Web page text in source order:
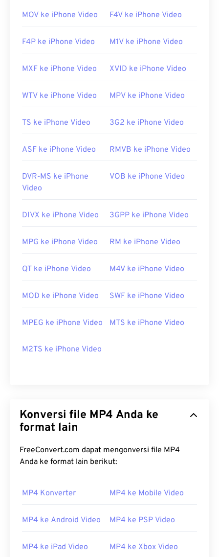
Media Player. Di Mac, berkas ini dapat dibuka di
Pada beberapa perangkat, terutama perangkat
masalah. MP4 adalah wadah yang berisi berbagai
berkas, biasanya berarti data di dalam wadah
ini, cobaVLC Media Player.
Group (MPEG)
Rilis awal:
https://en.wikipedia.org/wiki/MPEG-4
https://mpeg.chiariglione.org/standar/mpeg-
MOV ke iPhone Video F4V ke iPhone Video
F4P ke iPhone Video M1V ke iPhone Video
MXF ke iPhone Video XVID ke iPhone Video
WTV ke iPhone Video MPV ke iPhone Video
TS ke iPhone Video 3G2 ke iPhone Video
ASF ke iPhone Video RMVB ke iPhone Video
DVR-MS ke iPhone
Video
VOB ke iPhone Video
DIVX ke iPhone Video 3GPP ke iPhone Video
MPG ke iPhone Video RM ke iPhone Video
QT ke iPhone Video M4V ke iPhone Video
MOD ke iPhone Video SWF ke iPhone Video
MPEG ke iPhone Video MTS ke iPhone Video
M2TS ke iPhone Video
Konversi file MP4 Anda ke
format lain
FreeConvert.com dapat mengonversi file MP4
Anda ke format lain berikut:
MP4 Konverter MP4 ke Mobile Video
MP4 ke Android Video MP4 ke PSP Video
MP4 ke iPad Video MP4 ke Xbox Video